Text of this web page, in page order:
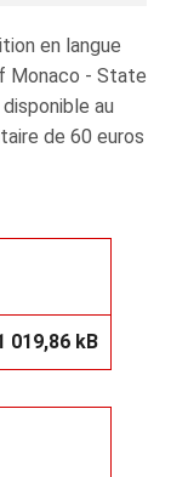
en langue
Monaco - State
au
de 60 euros
019,86 kB